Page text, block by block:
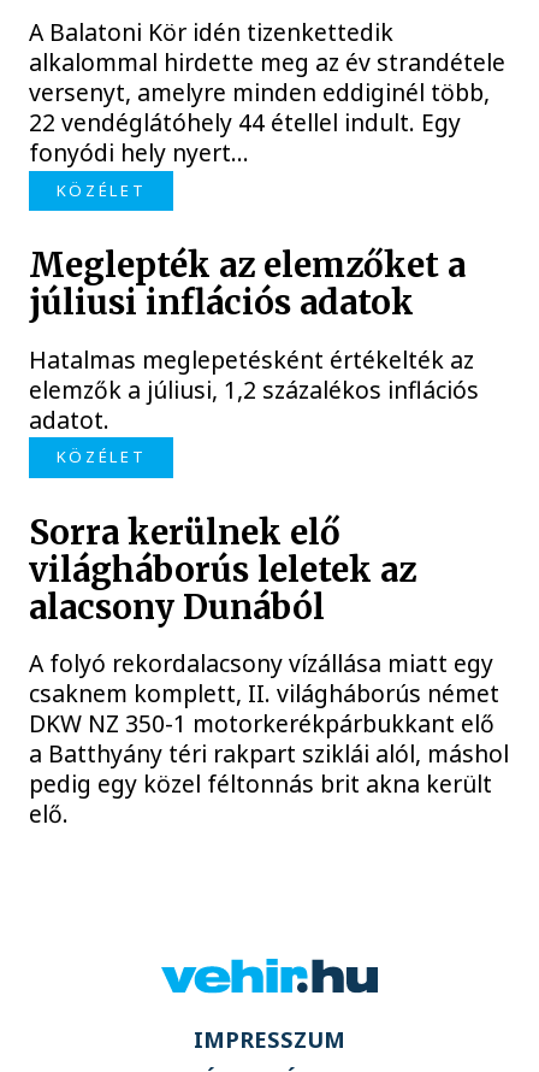
A Balatoni Kör idén tizenkettedik
alkalommal hirdette meg az év strandétele
versenyt, amelyre minden eddiginél több,
22 vendéglátóhely 44 étellel indult. Egy
fonyódi hely nyert...
KÖZÉLET
Meglepték az elemzőket a
júliusi inflációs adatok
Hatalmas meglepetésként értékelték az
elemzők a júliusi, 1,2 százalékos inflációs
adatot.
KÖZÉLET
Sorra kerülnek elő
világháborús leletek az
alacsony Dunából
A folyó rekordalacsony vízállása miatt egy
csaknem komplett, II. világháborús német
DKW NZ 350-1 motorkerékpárbukkant elő
a Batthyány téri rakpart sziklái alól, máshol
pedig egy közel féltonnás brit akna került
elő.
IMPRESSZUM